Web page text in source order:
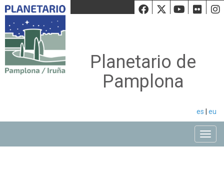
Facebook
Twiiter
Planetario de
Pamplona
es eu